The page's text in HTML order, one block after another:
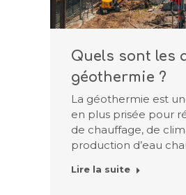
Quels sont les
géothermie ?
La géothermie est
en plus prisée pour
de chauffage, de
production d’eau
Lire la suite